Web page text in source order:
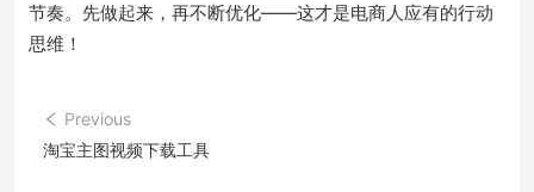
节奏。先做起来，再不断优化——这才是电商人应有的行动
思维！
Previous
淘宝主图视频下载工具